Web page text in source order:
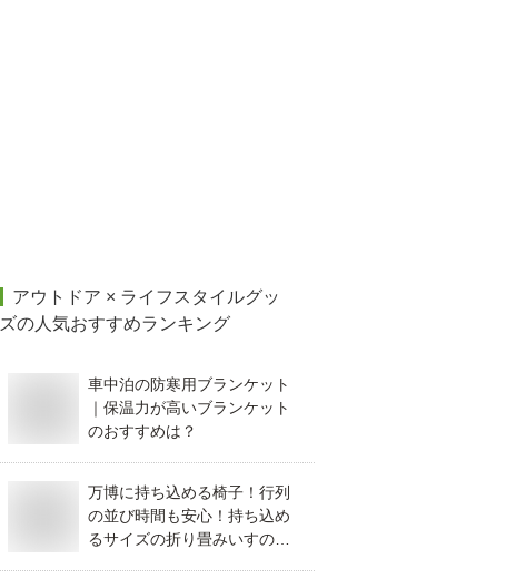
アウトドア × ライフスタイルグッ
ズの人気おすすめランキング
車中泊の防寒用ブランケット
｜保温力が高いブランケット
のおすすめは？
万博に持ち込める椅子！行列
の並び時間も安心！持ち込め
るサイズの折り畳みいすのす